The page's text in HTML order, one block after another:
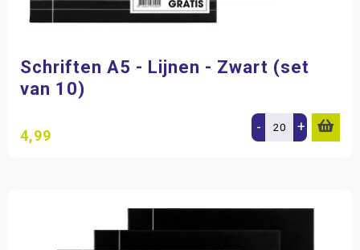
Schriften A5 - Lijnen - Zwart (set
van 10)
4,99 - +